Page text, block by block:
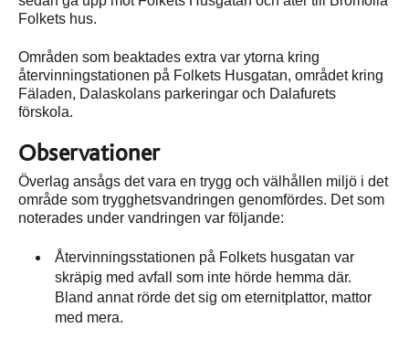
Folkets hus.
Områden som beaktades extra var ytorna kring
återvinningstationen på Folkets Husgatan, området kring
Fäladen, Dalaskolans parkeringar och Dalafurets
förskola.
Observationer
Överlag ansågs det vara en trygg och välhållen miljö i det
område som trygghetsvandringen genomfördes. Det som
noterades under vandringen var följande:
Återvinningsstationen på Folkets husgatan var
skräpig med avfall som inte hörde hemma där.
Bland annat rörde det sig om eternitplattor, mattor
med mera.